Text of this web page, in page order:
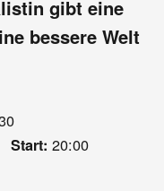
gibt eine
bessere Welt
Start: 20:00